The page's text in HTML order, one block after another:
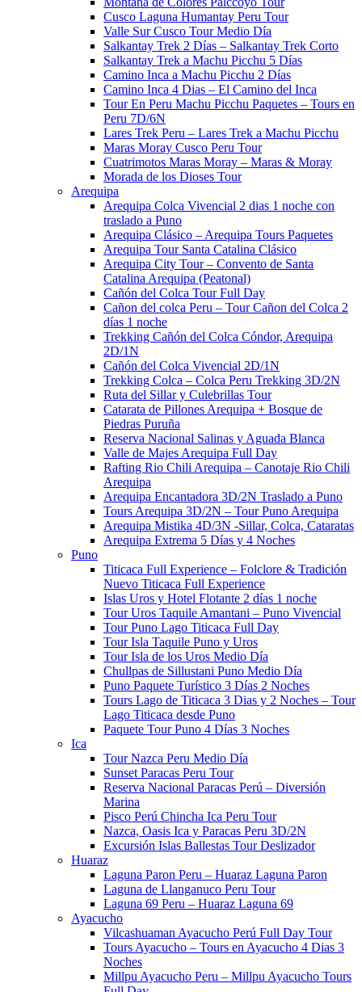
Cusco Laguna Humantay Peru Tour
Valle Sur Cusco Tour​ Medio Día
Salkantay Trek 2 Días – Salkantay Trek Corto
Salkantay Trek a Machu Picchu 5 Días
Camino Inca a Machu Picchu 2 Días
Camino Inca 4 Dias – El Camino del Inca​
Tour En Peru Machu Picchu Paquetes – Tours en
Peru 7D/6N
Lares Trek Peru – Lares Trek a Machu Picchu​
Maras Moray Cusco Peru Tour
Cuatrimotos Maras Moray – Maras & Moray
Morada de los Dioses Tour
Arequipa
Arequipa Colca Vivencial 2 dias 1 noche con
traslado a Puno
Arequipa Clásico – Arequipa Tours Paquetes​
Arequipa Tour Santa Catalina Clásico
Arequipa City Tour – Convento de Santa
Catalina Arequipa (Peatonal)
Cañón del Colca Tour Full Day
Cañon del colca Peru – Tour Cañon del Colca 2
días 1 noche
Trekking Cañón del Colca Cóndor, Arequipa
2D/1N
Cañón del Colca Vivencial 2D/1N
Trekking Colca – Colca Peru Trekking 3D/2N
Ruta del Sillar y Culebrillas Tour
Catarata de Pillones Arequipa + Bosque de
Piedras Puruña
Reserva Nacional Salinas y Aguada Blanca
Valle de Majes Arequipa Full Day
Rafting Rio Chili Arequipa – Canotaje Rio Chili
Arequipa
Arequipa Encantadora 3D/2N Traslado a Puno
Tours Arequipa 3D/2N – Tour Puno Arequipa
Arequipa Mistika 4D/3N -Sillar, Colca, Cataratas
Arequipa Extrema 5 Días y 4 Noches
Puno
Titicaca Full Experience – Folclore & Tradición
Nuevo Titicaca Full Experience
Islas Uros y Hotel Flotante 2 días 1 noche
Tour Uros Taquile Amantani​ – Puno Vivencial
Tour Puno Lago Titicaca Full Day
Tour Isla Taquile Puno y Uros
Tour Isla de los Uros Medio Día
Chullpas de Sillustani Puno Medio Día
Puno Paquete Turístico 3 Días 2 Noches
Tours Lago de Titicaca 3 Dias y 2 Noches – Tour
Lago Titicaca desde Puno
Paquete Tour Puno 4 Días 3 Noches
Ica
Tour Nazca Peru Medio Día
Sunset Paracas Peru Tour
Reserva Nacional Paracas Perú – Diversión
Marina
Pisco Perú Chincha Ica Peru Tour
Nazca, Oasis Ica y Paracas Peru 3D/2N
Excursión Islas Ballestas Tour Deslizador
Huaraz
Laguna Paron Peru – Huaraz Laguna Paron
Laguna de Llanganuco Peru Tour
Laguna 69 Peru – Huaraz Laguna 69
Ayacucho
Vilcashuaman Ayacucho Perú Full Day Tour
Tours Ayacucho – Tours en Ayacucho 4 Dias 3
Noches
Millpu Ayacucho Peru – Millpu Ayacucho Tours